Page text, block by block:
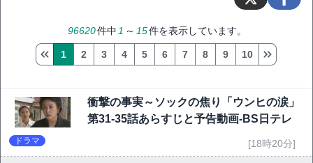
96620件中 1 ～ 15件を表示しています。
1 2 3 4 5 6 7 8 9 10
衝撃の事実～ソックの焦り「ウンヒの涙」
第31-35話あらすじと予告動画-BS日テレ
ドラマ [18時20分]